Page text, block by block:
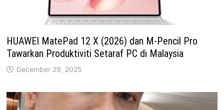
HUAWEI MatePad 12 X (2026) dan M-Pencil Pro
Tawarkan Produktiviti Setaraf PC di Malaysia
December 29, 2025